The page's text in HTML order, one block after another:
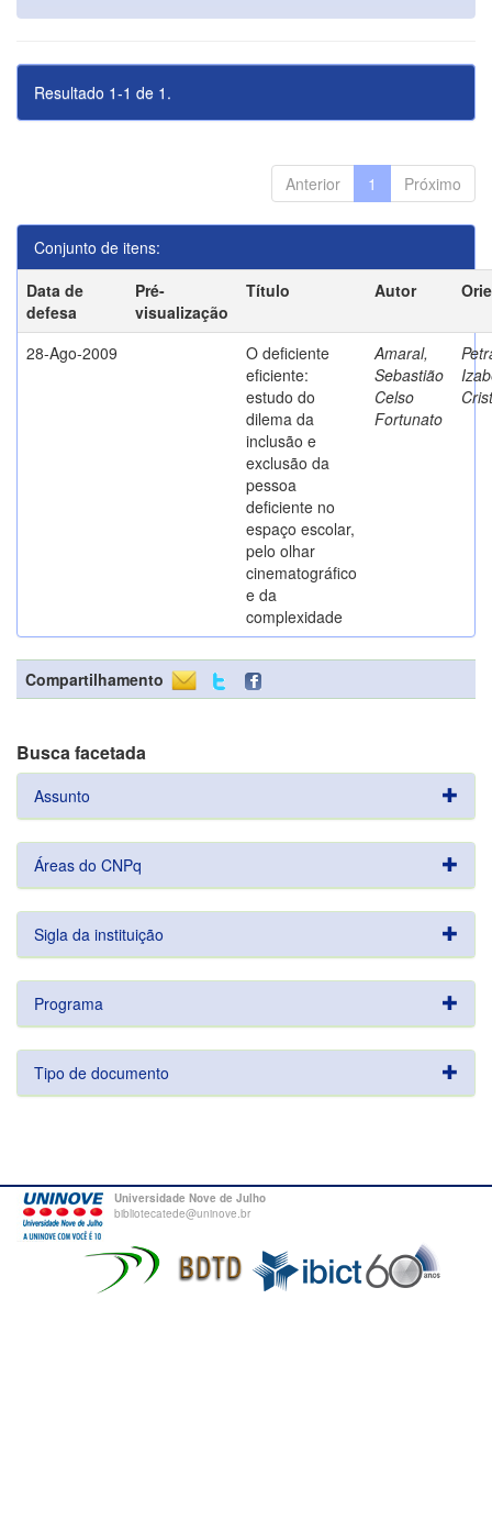
Resultado 1-1 de 1.
Anterior 1 Próximo
Conjunto de itens:
Data de
defesa
Pré-
visualização
Título Autor
28-Ago-2009
O deficiente
eficiente:
estudo do
dilema da
inclusão e
exclusão da
pessoa
deficiente no
espaço escolar,
pelo olhar
cinematográfico
e da
complexidade
Amaral,
Sebastião
Celso
Fortunato
Compartilhamento
Busca facetada
Assunto
Áreas do CNPq
Sigla da instituição
Programa
Tipo de documento
Universidade Nove de Julho
bibliotecatede@uninove.br